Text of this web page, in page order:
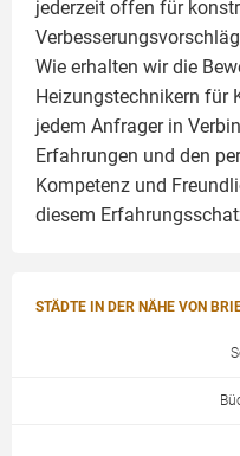
jederzeit offen für
Wie erhalten wir die
Heizungstechnikern für
jedem Anfrager in
Erfahrungen und den
Kompetenz und
diesem
STÄDTE IN DER NÄHE VON